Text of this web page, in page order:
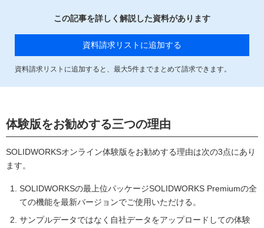
この記事を詳しく解説した資料があります
資料請求リストに追加する
資料請求リストに追加すると、最大5件までまとめて請求できます。
体験版をお勧めする三つの理由
SOLIDWORKSオンライン体験版をお勧めする理由は次の3点にあり
ます。
SOLIDWORKSの最上位パッケージSOLIDWORKS Premiumの全
ての機能を最新バージョンでご使用いただける。
サンプルデータではなく自社データをアップロードしての体験